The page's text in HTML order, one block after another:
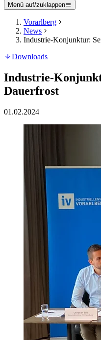
Menü auf/zuklappen
Vorarlberg
News
Industrie-Konjunktur:
Downloads
Industrie-
Dauerfrost
01.02.2024